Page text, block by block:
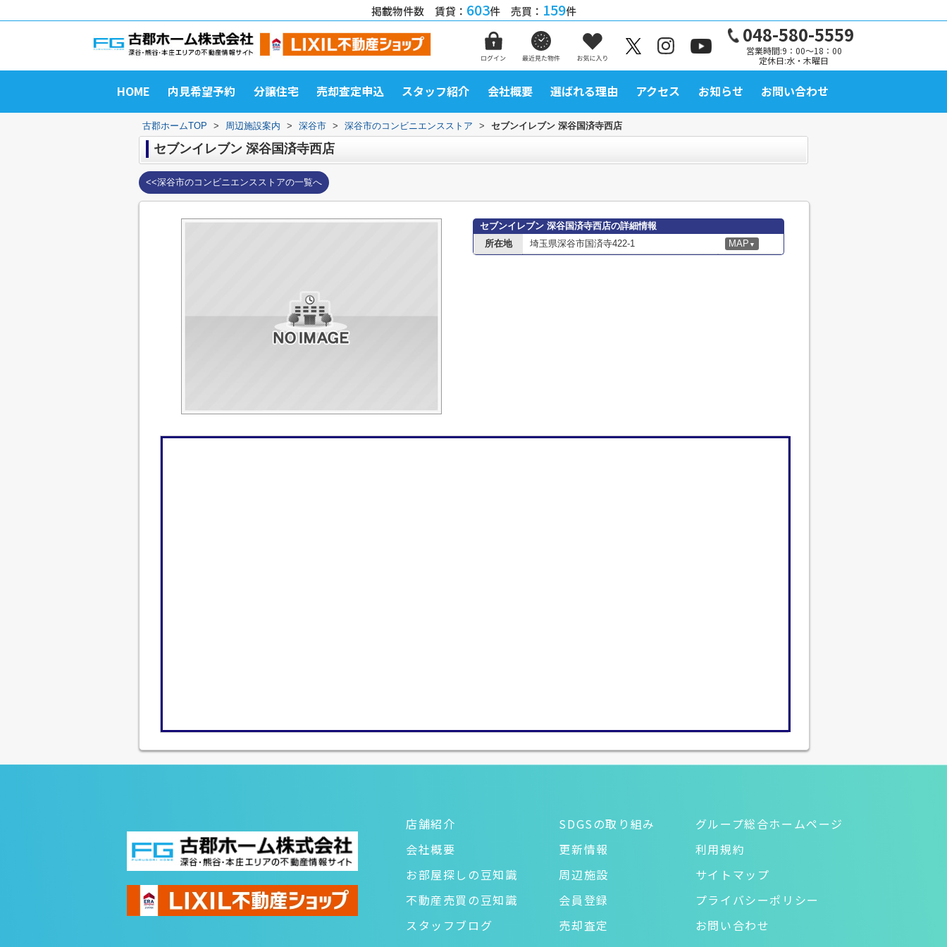
掲載物件数 賃貸： 603件 売買： 159件
048-580-5559
営業時間:9：00～18：00
定休日:水・木曜日
HOME 内見希望予約 分譲住宅 売却査定申込 スタッフ紹介 会社概要 選ばれる理由 アクセス お知らせ お問い合わせ
古郡ホームTOP > 周辺施設案内 > 深谷市 > 深谷市のコンビニエンスストア > セブンイレブン 深谷国済寺西店
セブンイレブン 深谷国済寺西店
<<深谷市のコンビニエンスストアの一覧へ
セブンイレブン 深谷国済寺西店の詳細情報
所在地
埼玉県深谷市国済寺422-1 MAP ▼
店舗紹介
会社概要
お部屋探しの豆知識
不動産売買の豆知識
スタッフブログ
SDGSの取り組み
更新情報
周辺施設
会員登録
売却査定
グループ総合ホームページ
利用規約
サイトマップ
プライバシーポリシー
お問い合わせ